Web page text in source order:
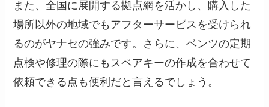
また、全国に展開する拠点網を活かし、購入した
場所以外の地域でもアフターサービスを受けられ
るのがヤナセの強みです。さらに、ベンツの定期
点検や修理の際にもスペアキーの作成を合わせて
依頼できる点も便利だと言えるでしょう。